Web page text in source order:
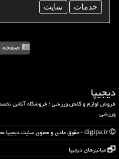
خدمات
سایت
صفحه
دیجیپا
فروش لوازم و کفش ورزشی ؛ فروشگاه آنلاین
ورزشی
میانبرهای دیجیپا